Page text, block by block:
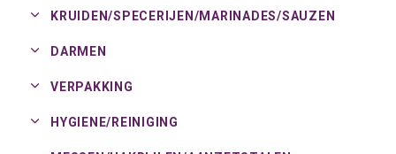
KRUIDEN/SPECERIJEN/MARINADES/SAUZEN
DARMEN
VERPAKKING
HYGIENE/ REINIGING